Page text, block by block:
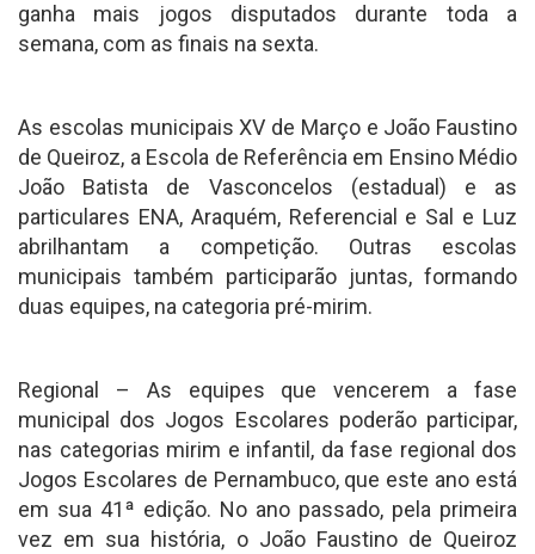
ganha mais jogos disputados durante toda a
semana, com as finais na sexta.
As escolas municipais XV de Março e João Faustino
de Queiroz, a Escola de Referência em Ensino Médio
João Batista de Vasconcelos (estadual) e as
particulares ENA, Araquém, Referencial e Sal e Luz
abrilhantam a competição. Outras escolas
municipais também participarão juntas, formando
duas equipes, na categoria pré-mirim.
Regional – As equipes que vencerem a fase
municipal dos Jogos Escolares poderão participar,
nas categorias mirim e infantil, da fase regional dos
Jogos Escolares de Pernambuco, que este ano está
em sua 41ª edição. No ano passado, pela primeira
vez em sua história, o João Faustino de Queiroz